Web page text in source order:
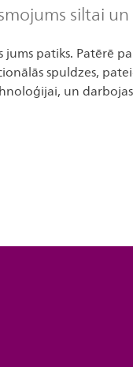
siltai
jums patiks. Patērē
spuldzes,
un